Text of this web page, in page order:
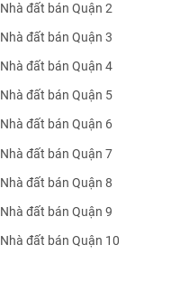
Nhà đất bán Quận 2
Nhà đất bán Quận 3
Nhà đất bán Quận 4
Nhà đất bán Quận 5
Nhà đất bán Quận 6
Nhà đất bán Quận 7
Nhà đất bán Quận 8
Nhà đất bán Quận 9
Nhà đất bán Quận 10